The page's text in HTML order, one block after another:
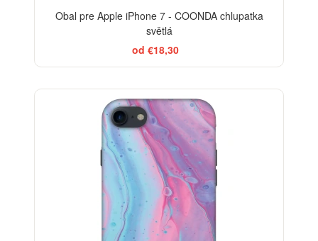
Obal pre Apple iPhone 7 - COONDA chlupatka
světlá
od €18,30